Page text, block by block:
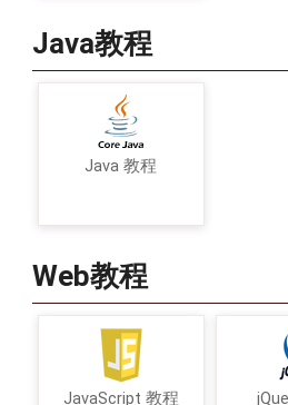
Java教程
Java 教程
Web教程
JavaScript 教程